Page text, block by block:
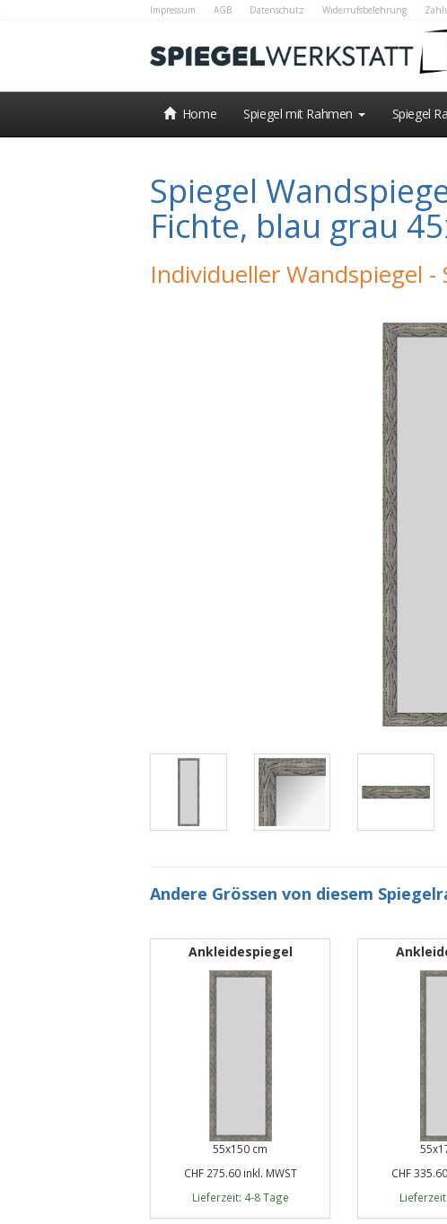
Impressum AGB Datenschutz Widerrufsbelehrung
Home Spiegel mit Rahmen Spiegel
Spiegel
Fichte, blau grau
Individueller Wandspiegel
Andere Grössen von diesem
Ankleidespiegel
55x150 cm
CHF 275.60 inkl. MWST
Lieferzeit: 4-8 Tage
CHF